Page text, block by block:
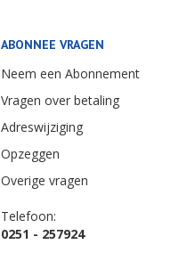
ABONNEE VRAGEN
Neem een Abonnement
Vragen over betaling
Adreswijziging
Opzeggen
Overige vragen
Telefoon:
0251 - 257924